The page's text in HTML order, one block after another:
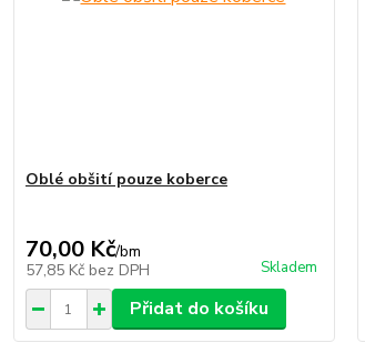
Oblé obšití pouze koberce
70,00 Kč/bm
57,85 Kč bez DPH Skladem
Přidat do košíku